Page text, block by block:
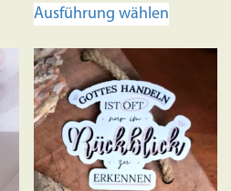
Ausführung wählen
auf.
Die
können